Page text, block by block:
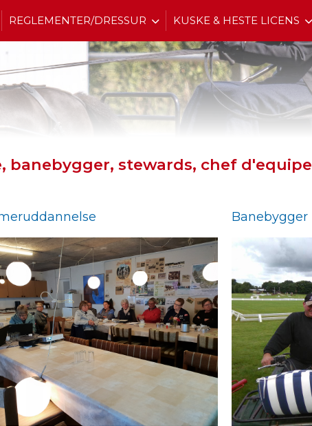
REGLEMENTER/DRESSUR KUSKE & HESTE LICENS
banebygger, stewards, chef d'equipe
Banebygger